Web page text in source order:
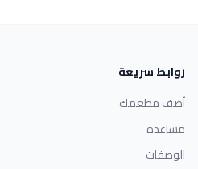
روابط سريعة
أضف مطعمك
مساعدة
الوصفات